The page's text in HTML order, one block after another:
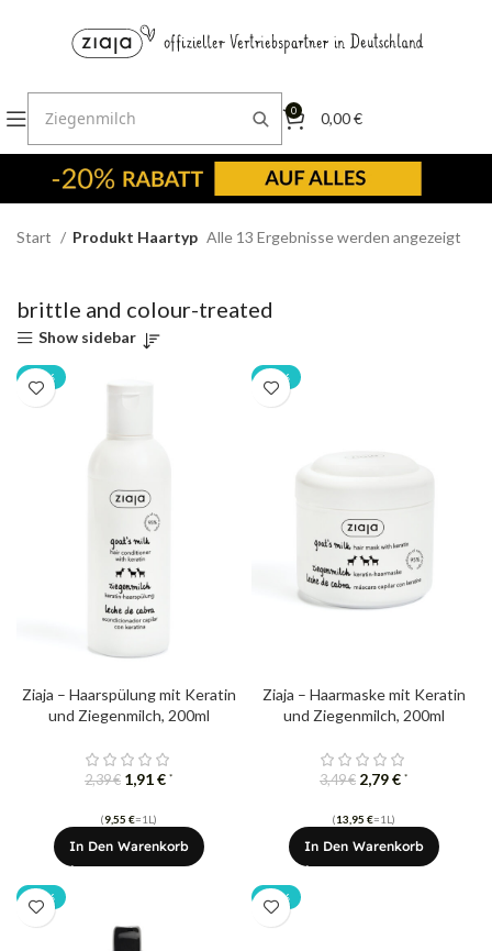
0 0,00€
Start Produkt Haartyp Alle 13 Ergebnisse werden angezeigt
brittle and colour-treated
Show sidebar
-20%
Ziaja – Haarspülung mit Keratin
und Ziegenmilch, 200ml
2,39€ 1,91€ *
(9,55 €=1L)
In Den Warenkorb
-20%
Ziaja – Haarmaske mit Keratin
und Ziegenmilch, 200ml
3,49€ 2,79€ *
(13,95 €=1L)
In Den Warenkorb
-20% -20%